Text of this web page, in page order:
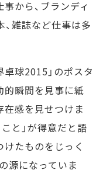
から、ブランディ
、雑誌など仕事は多
球2015」のポスタ
的瞬間を見事に紙
在感を見せつけま
と」が得意だと語
けたものをじっく
源になっていま